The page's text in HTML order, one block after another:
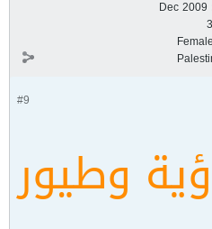
Dec 2009
#9
وطيور